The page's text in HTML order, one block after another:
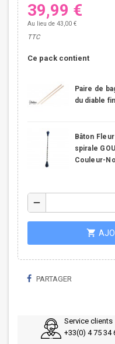
39,99 €
Au lieu de 43,00 €
TTC
Ce pack contient
Paire de
du diable
Bâton
spirale
Couleur-
remove
shopping_cart
PARTAGER
Service clients
+33(0) 4 75 34